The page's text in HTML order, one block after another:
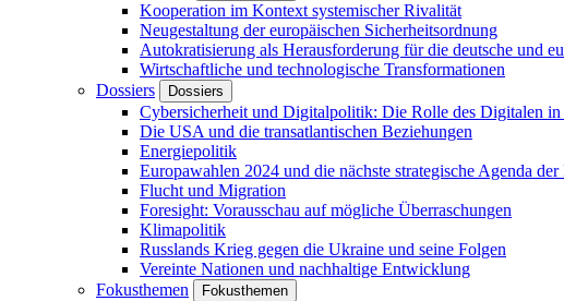
Kooperation im Kontext systemischer Rivalität
Neugestaltung der europäischen Sicherheitsordnung
Autokratisierung als Herausforderung für die deutsche und
Wirtschaftliche und technologische Transformationen
Dossiers
Dossiers
Cybersicherheit und Digitalpolitik: Die Rolle des Digitalen
Die USA und die transatlantischen Beziehungen
Energiepolitik
Europawahlen 2024 und die nächste strategische Agenda
Flucht und Migration
Foresight: Vorausschau auf mögliche Überraschungen
Klimapolitik
Russlands Krieg gegen die Ukraine und seine Folgen
Vereinte Nationen und nachhaltige Entwicklung
Fokusthemen
Fokusthemen